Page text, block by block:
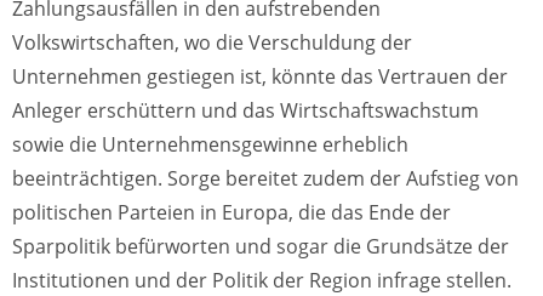
Zahlungsausfällen in den aufstrebenden
Volkswirtschaften, wo die Verschuldung der
Unternehmen gestiegen ist, könnte das Vertrauen der
Anleger erschüttern und das Wirtschaftswachstum
sowie die Unternehmensgewinne erheblich
beeinträchtigen. Sorge bereitet zudem der Aufstieg von
politischen Parteien in Europa, die das Ende der
Sparpolitik befürworten und sogar die Grundsätze der
Institutionen und der Politik der Region infrage stellen.